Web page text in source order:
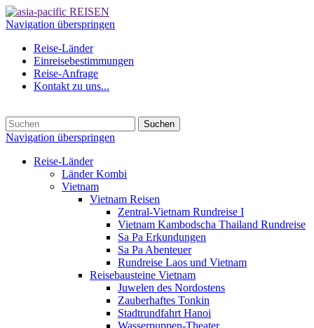
Navigation überspringen
Reise-Länder
Einreisebestimmungen
Reise-Anfrage
Kontakt zu uns...
Suchen
Navigation überspringen
Reise-Länder
Länder Kombi
Vietnam
Vietnam Reisen
Zentral-Vietnam Rundreise I
Vietnam Kambodscha Thailand Rundreise
Sa Pa Erkundungen
Sa Pa Abenteuer
Rundreise Laos und Vietnam
Reisebausteine Vietnam
Juwelen des Nordostens
Zauberhaftes Tonkin
Stadtrundfahrt Hanoi
Wasserpuppen-Theater